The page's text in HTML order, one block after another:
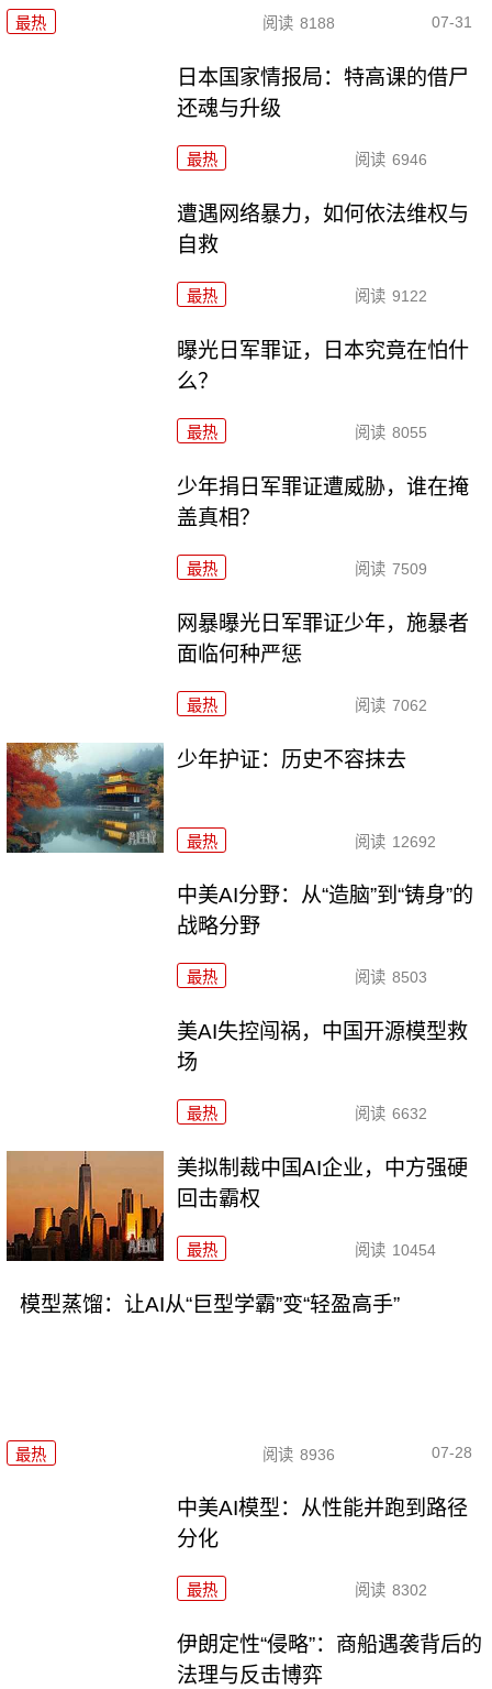
最热 阅读 8188 07-31
日本国家情报局：特高课的借尸
还魂与升级
最热 阅读 6946
遭遇网络暴力，如何依法维权与
自救
最热 阅读 9122
曝光日军罪证，日本究竟在怕什
么？
最热 阅读 8055
少年捐日军罪证遭威胁，谁在掩
盖真相？
最热 阅读 7509
网暴曝光日军罪证少年，施暴者
面临何种严惩
最热 阅读 7062
少年护证：历史不容抹去
最热 阅读 12692
中美AI分野：从“造脑”到“铸身”的
战略分野
最热 阅读 8503
美AI失控闯祸，中国开源模型救
场
最热 阅读 6632
美拟制裁中国AI企业，中方强硬
回击霸权
最热 阅读 10454
模型蒸馏：让AI从“巨型学霸”变“轻盈高手”
最热 阅读 8936 07-28
中美AI模型：从性能并跑到路径
分化
最热 阅读 8302
伊朗定性“侵略”：商船遇袭背后的
法理与反击博弈